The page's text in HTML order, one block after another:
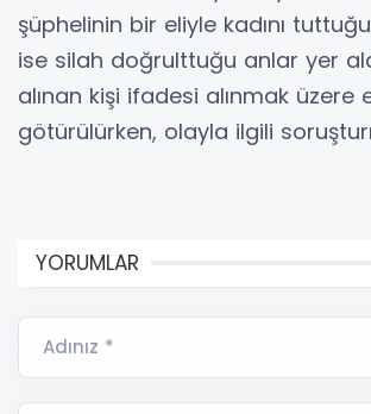
şüphelinin bir eliyle kadını
ise silah doğrulttuğu anlar yer
alınan kişi ifadesi alınmak üzere
götürülürken, olayla ilgili
YORUMLAR
Adınız *